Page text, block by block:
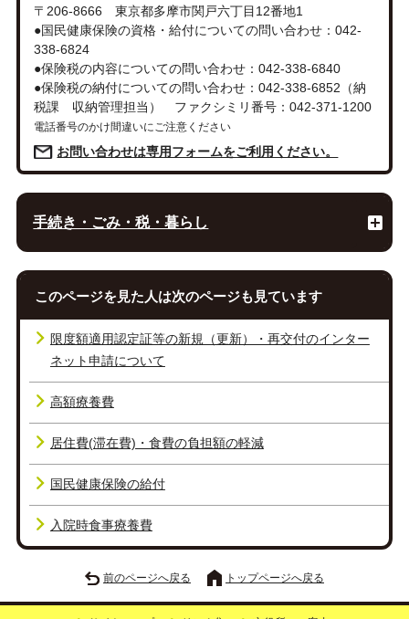
〒206-8666 東京都多摩市関戸六丁目12番地1
●国民健康保険の資格・給付についての問い合わせ：042-
338-6824
●保険税の内容についての問い合わせ：042-338-6840
●保険税の納付についての問い合わせ：042-338-6852（納
税課 収納管理担当） ファクシミリ番号：042-371-1200
電話番号のかけ間違いにご注意ください
お問い合わせは専用フォームをご利用ください。
手続き・ごみ・税・暮らし
このページを見た人は次のページも見ています
限度額適用認定証等の新規（更新）・再交付のインター
ネット申請について
高額療養費
居住費(滞在費)・食費の負担額の軽減
国民健康保険の給付
入院時食事療養費
前のページへ戻る トップページへ戻る